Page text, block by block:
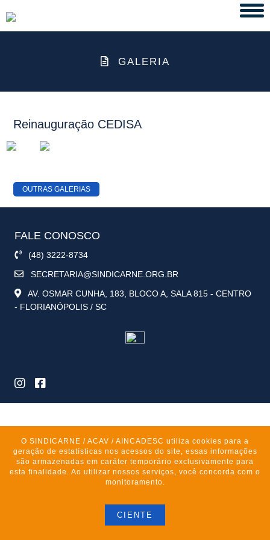
GALERIA
Reinauguração CEDISA
OUTRAS GALERIAS
FALE CONOSCO
(48) 3222-8734
SECRETARIA@SINDICARNE.ORG.BR
AV. OSMAR CUNHA, 183, BLOCO A, SALA 815 - CENTRO
- FLORIANÓPOLIS / SC
O SINDICARNE / ACAV / AINCADESC utiliza cookies para a
geração de estatísticas nos acessos do site, essas informações
são armazenadas em caráter temporário exclusivamente para
esta finalidade. Ao utilizar nossos serviços, você concorda com o
monitoramento.
CIENTE